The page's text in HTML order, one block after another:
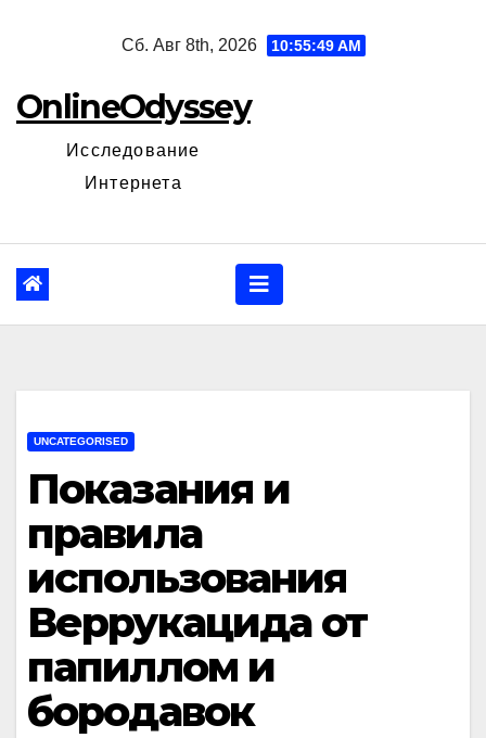
Сб. Авг 8th, 2026 10:55:50 AM
OnlineOdyssey
Исследование
Интернета
UNCATEGORISED
Показания и
правила
использования
Веррукацида от
папиллом и
бородавок